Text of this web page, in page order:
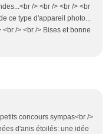
/> <br /> <br /> <br
ce type d'appareil photo...
/> <br /> Bises et bonne
concours sympas<br />
d'anis étoilés: une idée